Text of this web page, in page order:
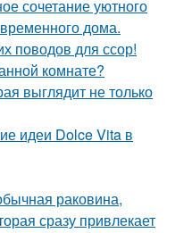
сочетание уютного
дома.
поводов для ссор!
комнате?
выглядит не только
идеи Dolce Vita в
раковина,
сразу привлекает